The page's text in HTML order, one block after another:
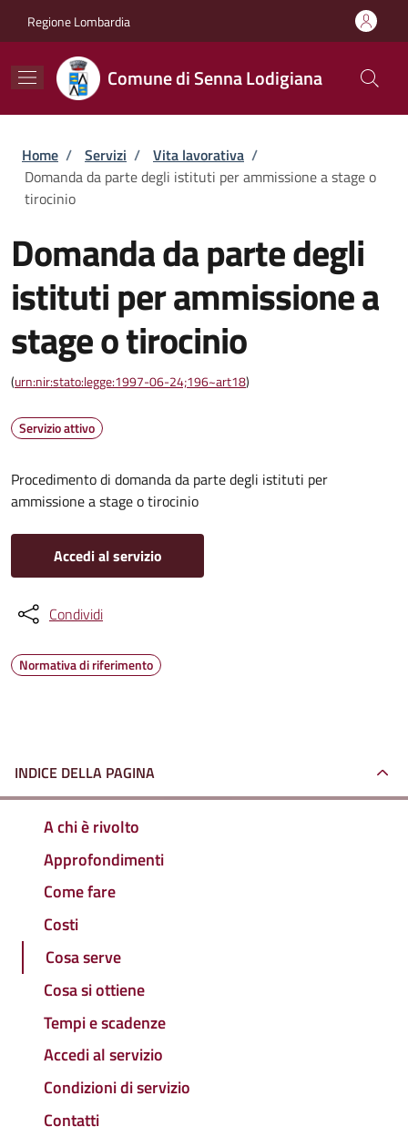
Regione Lombardia
Comune di Senna Lodigiana
Briciole di pane
Home / Servizi / Vita lavorativa /
Domanda da parte degli istituti per ammissione a stage o
tirocinio
Domanda da parte degli
istituti per ammissione a
stage o tirocinio
(urn:nir:stato:legge:1997-06-24;196~art18)
Servizio attivo
Procedimento di domanda da parte degli istituti per
ammissione a stage o tirocinio
Accedi al servizio
Condividi
Normativa di riferimento
INDICE DELLA PAGINA
A chi è rivolto
Approfondimenti
Come fare
Costi
Cosa serve
Cosa si ottiene
Tempi e scadenze
Accedi al servizio
Condizioni di servizio
Contatti